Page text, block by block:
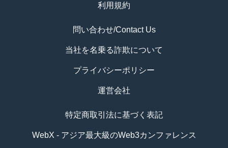
利用規約
問い合わせ/Contact Us
当社を名乗る詐欺について
プライバシーポリシー
運営会社
特定商取引法に基づく表記
WebX - アジア最大級のWeb3カンファレンス